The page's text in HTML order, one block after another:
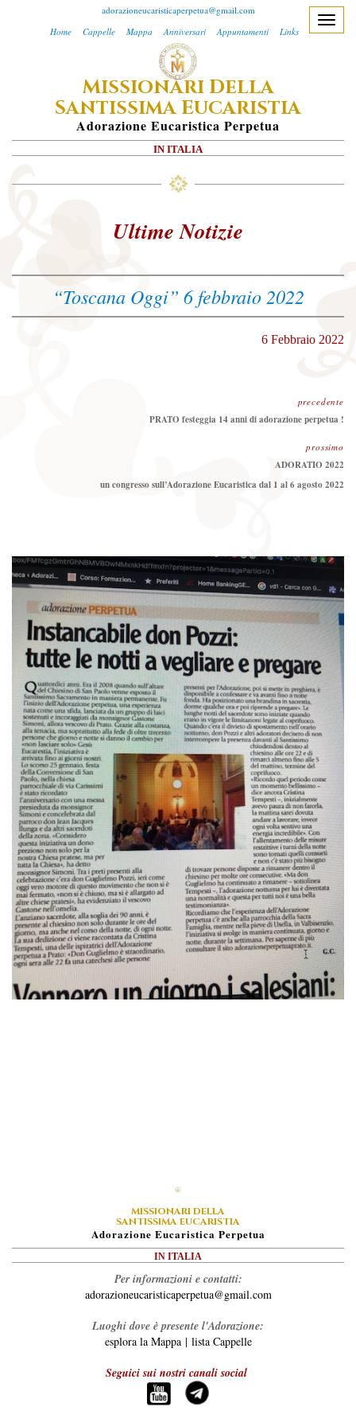
adorazioneucaristicaperpetua@gmail.com
Home
Cappelle Mappa Anniversari Appuntamenti Links
MISSIONARI DELLA
SANTISSIMA EUCARISTIA
ADorazione EUcaristica PErpetua
IN ITALIA
T
n
v
n
Ultime Notizie
“Toscana Oggi” 6 febbraio 2022
6 Febbraio 2022
precedente
PRATO festeggia 14 anni di adorazione perpetua !
prossimo
ADORATIO 2022
un congresso sull’Adorazione Eucaristica dal 1 al 6 agosto 2022
MISSIONARI DELLA
SANTISSIMA EUCARISTIA
ADorazione EUcaristica PErpetua
IN ITALIA
Per informazioni e contatti:
adorazioneucaristicaperpetua@gmail.com
Luoghi dove è presente l'Adorazione:
esplora la Mappa| lista Cappelle
Seguici sui nostri canali social